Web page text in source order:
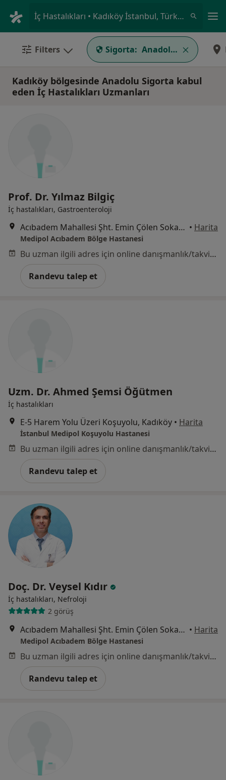
İç Hastalıkları • Kadıköy İstanbul, Türkiye
Filters Sigorta: Anadolu Sigorta
Kadıköy bölgesinde Anadolu Sigorta kabul
eden İç Hastalıkları Uzmanları
Prof. Dr. Yılmaz Bilgiç
İç hastalıkları, Gastroenteroloji
Acıbadem Mahallesi Şht. Emin Çölen Sokağı No:4, Kadıköy • Harita
Medipol Acıbadem Bölge Hastanesi
Bu uzman ilgili adres için online danışmanlık/takvim sunmuyor.
Randevu talep et
Uzm. Dr. Ahmed Şemsi Öğütmen
İç hastalıkları
E-5 Harem Yolu Üzeri Koşuyolu, Kadıköy • Harita
İstanbul Medipol Koşuyolu Hastanesi
Bu uzman ilgili adres için online danışmanlık/takvim sunmuyor.
Randevu talep et
Doç. Dr. Veysel Kıdır
İç hastalıkları, Nefroloji
2 görüş
Acıbadem Mahallesi Şht. Emin Çölen Sokağı No:4, Kadıköy • Harita
Medipol Acıbadem Bölge Hastanesi
Bu uzman ilgili adres için online danışmanlık/takvim sunmuyor.
Randevu talep et